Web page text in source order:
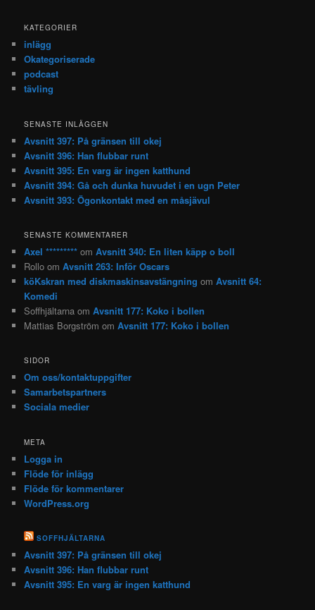
KATEGORIER
inlägg
Okategoriserade
podcast
tävling
SENASTE INLÄGGEN
Avsnitt 397: På gränsen till okej
Avsnitt 396: Han flubbar runt
Avsnitt 395: En varg är ingen katthund
Avsnitt 394: Gå och dunka huvudet i en ugn Peter
Avsnitt 393: Ögonkontakt med en måsjävul
SENASTE KOMMENTARER
Axel ********* omAvsnitt 340: En liten käpp o boll
Rollo omAvsnitt 263: Inför Oscars
köKskran med diskmaskinsavstängning omAvsnitt 64:
Komedi
Soffhjältarna omAvsnitt 177: Koko i bollen
Mattias Borgström omAvsnitt 177: Koko i bollen
SIDOR
Om oss/kontaktuppgifter
Samarbetspartners
Sociala medier
META
Logga in
Flöde för inlägg
Flöde för kommentarer
WordPress.org
SOFFHJÄLTARNA
Avsnitt 397: På gränsen till okej
Avsnitt 396: Han flubbar runt
Avsnitt 395: En varg är ingen katthund